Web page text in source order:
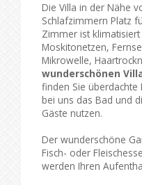
Die Villa in der Nähe
Schlafzimmern Platz
Zimmer ist
Moskitonetzen,
Mikrowelle,
wunderschönen
finden Sie
bei uns das Bad und
Gäste nutzen.
Der wunderschöne
Fisch- oder
werden Ihren